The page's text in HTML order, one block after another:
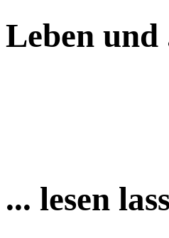
Leben und
... lesen